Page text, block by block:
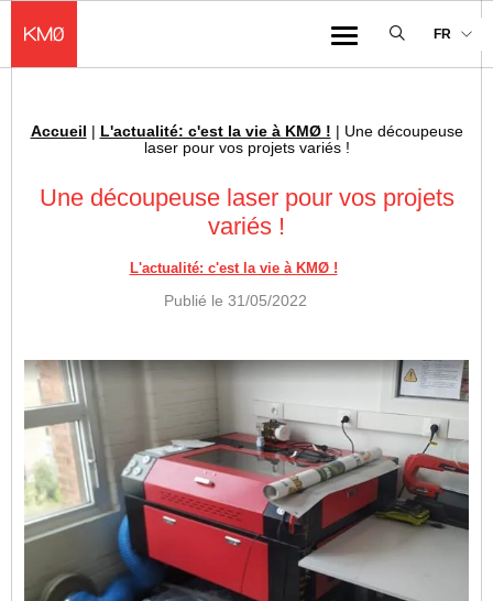
Menu
FR
Fil d'Ariane :
Accueil | L'actualité: c'est la vie à KMØ ! | Une découpeuse
laser pour vos projets variés !
Une découpeuse laser pour vos projets
variés !
L'actualité: c'est la vie à KMØ !
Publié le 31/05/2022